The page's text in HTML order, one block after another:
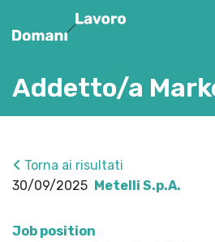
Addetto/a
Torna ai risultati
30/09/2025 Metelli S.p.A.
Job position